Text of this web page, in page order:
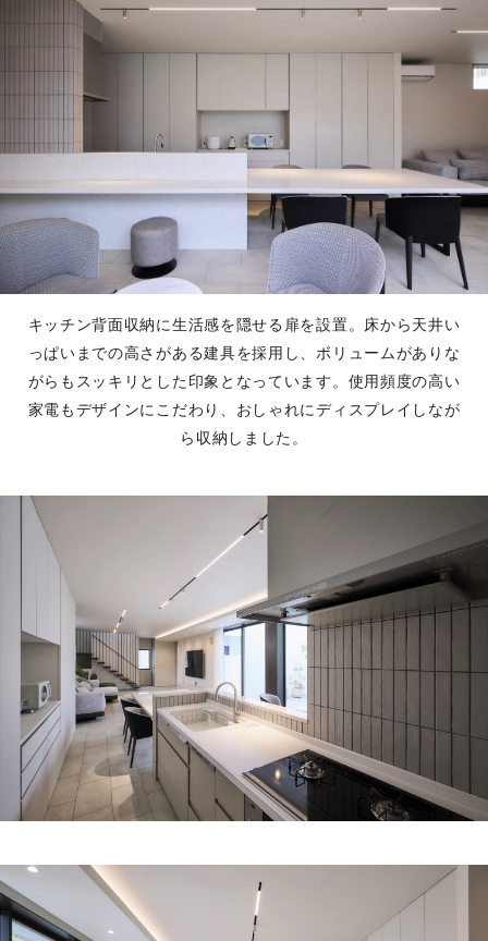
キッチン背面収納に生活感を隠せる扉を設置。床から天井い
っぱいまでの高さがある建具を採用し、ボリュームがありな
がらもスッキリとした印象となっています。使用頻度の高い
家電もデザインにこだわり、おしゃれにディスプレイしなが
ら収納しました。